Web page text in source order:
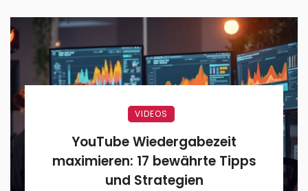
VIDEOS
YouTube Wiedergabezeit
maximieren: 17 bewährte Tipps
und Strategien